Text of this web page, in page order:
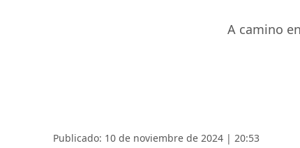
A camino
Publicado: 10 de noviembre de 2024 | 20:53